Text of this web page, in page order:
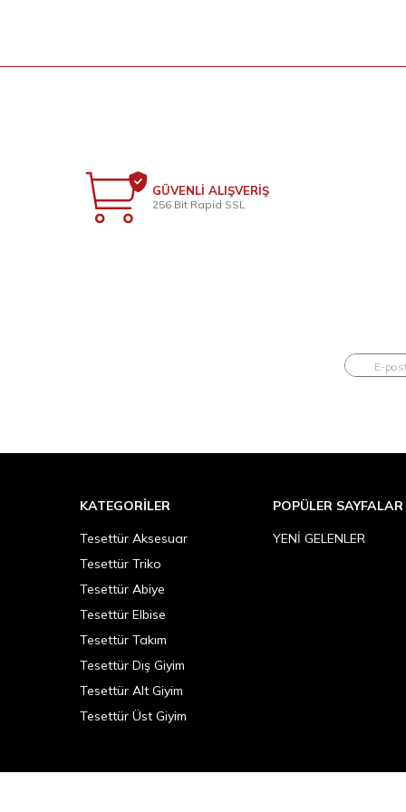
GÜVENLİ ALIŞVERİŞ
256 Bit Rapid SSL
KATEGORILER
Tesettür Aksesuar
Tesettür Triko
Tesettür Abiye
Tesettür Elbise
Tesettür Takım
Tesettür Dış Giyim
Tesettür Alt Giyim
Tesettür Üst Giyim
POPÜLER SAYFALAR
YENİ GELENLER